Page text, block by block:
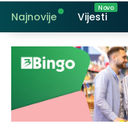
Najnovije Vijesti